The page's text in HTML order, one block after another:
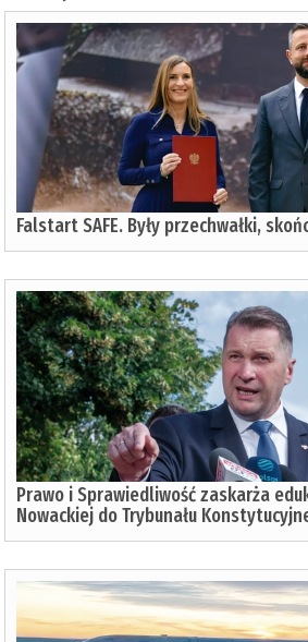
Falstart SAFE. Były przechwałki,
Prawo i Sprawiedliwość zaskarża
Nowackiej do Trybunału